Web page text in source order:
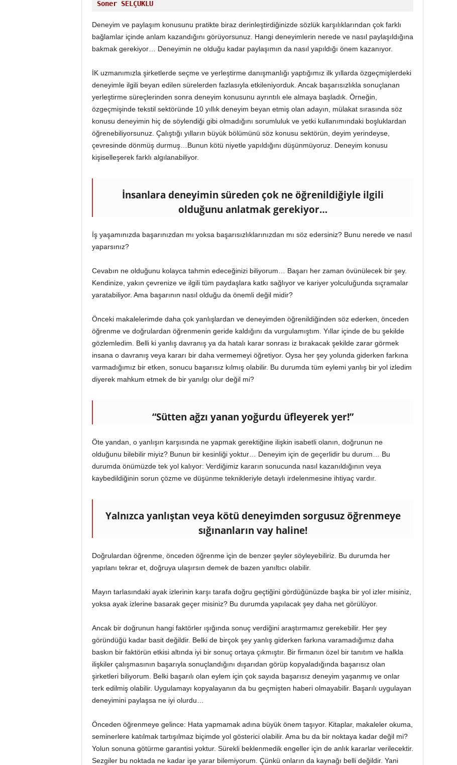
Soner SELÇUKLU
Deneyim ve paylaşım konusunu pratikte biraz derinleştirdiğinizde sözlük karşılıklarından çok farklı
bağlamlar içinde anlam kazandığını görüyorsunuz. Hangi deneyimlerin nerede ve nasıl paylaşıldığına
bakmak gerekiyor… Deneyimin ne olduğu kadar paylaşımın da nasıl yapıldığı önem kazanıyor.
İK uzmanımızla şirketlerde seçme ve yerleştirme danışmanlığı yaptığımız ilk yıllarda özgeçmişlerdeki
deneyimle ilgili beyan edilen sürelerden fazlasıyla etkileniyorduk. Ancak başarısızlıkla sonuçlanan
yerleştirme süreçlerinden sonra deneyim konusunu ayrıntılı ele almaya başladık. Örneğin,
özgeçmişinde tekstil sektöründe 10 yıllık deneyim beyan etmiş olan adayın, mülakat sırasında söz
konusu deneyimin hiç de söylendiği gibi olmadığını sorumluluk ve yetki kullanımındaki boşluklardan
öğrenebiliyorsunuz. Çalıştığı yılların büyük bölümünü söz konusu sektörün, deyim yerindeyse,
çevresinde dönmüş durmuş…Bunun kötü niyetle yapıldığını düşünmüyoruz. Deneyim konusu
kişiselleşerek farklı algılanabiliyor.
İnsanlara deneyimin süreden çok ne öğrenildiğiyle ilgili
olduğunu anlatmak gerekiyor…
İş yaşamınızda başarınızdan mı yoksa başarısızlıklarınızdan mı söz edersiniz? Bunu nerede ve nasıl
yaparsınız?
Cevabın ne olduğunu kolayca tahmin edeceğinizi biliyorum… Başarı her zaman övünülecek bir şey.
Kendinize, yakın çevrenize ve ilgili tüm paydaşlara katkı sağlıyor ve kariyer yolculuğunda sıçramalar
yaratabiliyor. Ama başarının nasıl olduğu da önemli değil midir?
Önceki makalelerimde daha çok yanlışlardan ve deneyimden öğrenildiğinden söz ederken, önceden
öğrenme ve doğrulardan öğrenmenin geride kaldığını da vurgulamıştım. Yıllar içinde de bu şekilde
gözlemledim. Belli ki yanlış davranış ya da hatalı karar sonrası iz bırakacak şekilde zarar görmek
insana o davranış veya kararı bir daha vermemeyi öğretiyor. Oysa her şey yolunda giderken farkına
varmadığımız bir etken, sonucu başarısız kılmış olabilir. Bu durumda tüm eylemi yanlış bir yol izledim
diyerek mahkum etmek de bir yanılgı olur değil mi?
“Sütten ağzı yanan yoğurdu üfleyerek yer!”
Öte yandan, o yanlışın karşısında ne yapmak gerektiğine ilişkin isabetli olanın, doğrunun ne
olduğunu bilebilir miyiz? Bunun bir kesinliği yoktur… Deneyim için de geçerlidir bu durum… Bu
durumda önümüzde tek yol kalıyor: Verdiğimiz kararın sonucunda nasıl kazanıldığının veya
kaybedildiğinin sorun çözme ve düşünme teknikleriyle detaylı irdelenmesine ihtiyaç vardır.
Yalnızca yanlıştan veya kötü deneyimden sorgusuz öğrenmeye
sığınanların vay haline!
Doğrulardan öğrenme, önceden öğrenme için de benzer şeyler söyleyebiliriz. Bu durumda her
yapılanı tekrar et, doğruya ulaşırsın demek de bazen yanıltıcı olabilir.
Mayın tarlasındaki ayak izlerinin karşı tarafa doğru geçtiğini gördüğünüzde başka bir yol izler misiniz,
yoksa ayak izlerine basarak geçer misiniz? Bu durumda yapılacak şey daha net görülüyor.
Ancak bir doğrunun hangi faktörler ışığında sonuç verdiğini araştırmamız gerekebilir. Her şey
göründüğü kadar basit değildir. Belki de birçok şey yanlış giderken farkına varamadığımız daha
baskın bir faktörün etkisi altında iyi bir sonuç ortaya çıkmıştır. Bir firmanın özel bir tanıtım ve halkla
ilişkiler çalışmasının başarıyla sonuçlandığını dışarıdan görüp kopyaladığında başarısız olan
şirketleri biliyorum. Belki başarılı olan eylem için çok sayıda başarısız deneyim yaşanmış ve onlar
terk edilmiş olabilir. Uygulamayı kopyalayanın da bu geçmişten haberi olmayabilir. Başarılı uygulayan
deneyimini paylaşsa ne iyi olurdu…
Önceden öğrenmeye gelince: Hata yapmamak adına büyük önem taşıyor. Kitaplar, makaleler okuma,
seminerlere katılmak tartışılmaz biçimde yol gösterici olabilir. Ama bu da bir noktaya kadar değil mi?
Yolun sonuna götürme garantisi yoktur. Sürekli beklenmedik engeller için de anlık kararlar verilecektir.
Sezgiler bu noktada ne kadar işe yarar bilemiyorum. Çünkü onların da kaynağı belli değildir. Yani